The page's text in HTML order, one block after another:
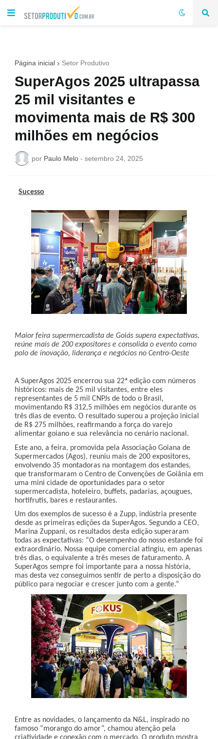
Página inicial Setor Produtivo
SuperAgos 2025 ultrapassa
25 mil visitantes e
movimenta mais de R$ 300
milhões em negócios
por Paulo Melo - setembro 24, 2025
Sucesso
Maior feira supermercadista de Goiás supera expectativas,
reúne mais de 200 expositores e consolida o evento como
polo de inovação, liderança e negócios no Centro-Oeste
A SuperAgos 2025 encerrou sua 22ª edição com números
históricos: mais de 25 mil visitantes, entre eles
representantes de 5 mil CNPJs de todo o Brasil,
movimentando R$ 312,5 milhões em negócios durante os
três dias de evento. O resultado superou a projeção inicial
de R$ 275 milhões, reafirmando a força do varejo
alimentar goiano e sua relevância no cenário nacional.
Este ano, a feira, promovida pela Associação Goiana de
Supermercados (Agos), reuniu mais de 200 expositores,
envolvendo 35 montadoras na montagem dos estandes,
que transformaram o Centro de Convenções de Goiânia em
uma mini cidade de oportunidades para o setor
supermercadista, hoteleiro, buffets, padarias, açougues,
hortifrutis, bares e restaurantes.
Um dos exemplos de sucesso é a Zupp, indústria presente
desde as primeiras edições da SuperAgos. Segundo a CEO,
Marina Zuppani, os resultados desta edição superaram
todas as expectativas: “O desempenho do nosso estande foi
extraordinário. Nossa equipe comercial atingiu, em apenas
três dias, o equivalente a três meses de faturamento. A
SuperAgos sempre foi importante para a nossa história,
mas desta vez conseguimos sentir de perto a disposição do
público para negociar e crescer junto com a gente.”
Entre as novidades, o lançamento da N&L, inspirado no
famoso “morango do amor”, chamou atenção pela
criatividade e conexão com o mercado. O produto mostra